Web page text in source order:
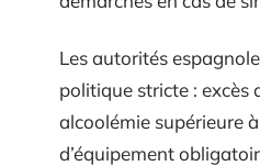
Les autorités
politique stricte : excès
alcoolémie supérieure
d’équipement